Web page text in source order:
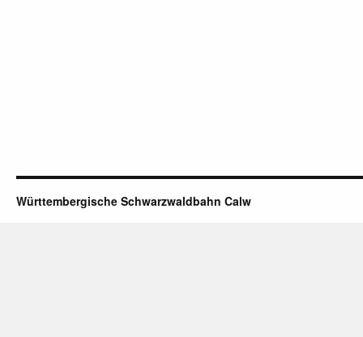
Württembergische Schwarzwaldbahn Calw